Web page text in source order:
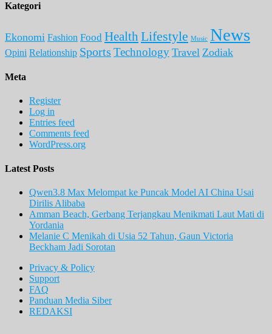
Kategori
Ekonomi Fashion Food Health Lifestyle Music News
Opini Relationship Sports Technology Travel Zodiak
Meta
Register
Log in
Entries feed
Comments feed
WordPress.org
Latest Posts
Qwen3.8 Max Melompat ke Puncak Model AI China Usai
Dirilis Alibaba
Amman Beach, Gerbang Terjangkau Menikmati Laut Mati di
Yordania
Melanie C Menikah di Usia 52 Tahun, Gaun Victoria
Beckham Jadi Sorotan
Privacy & Policy
Support
FAQ
Panduan Media Siber
REDAKSI